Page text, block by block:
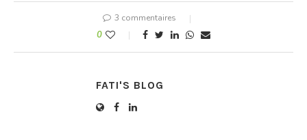
3 commentaires
0
FATI'S BLOG